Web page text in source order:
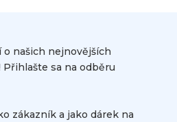
našich nejnovějších
sa na odběru
zákazník a jako dárek na